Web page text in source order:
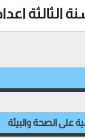
الثالثة
على الصحة والبيئة